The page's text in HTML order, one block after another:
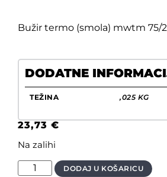
Bužir termo (smola) mwtm 75/
DODATNE
TEŽINA ,025 KG
23,73 €
Na zalihi
DODAJ U KOŠARICU